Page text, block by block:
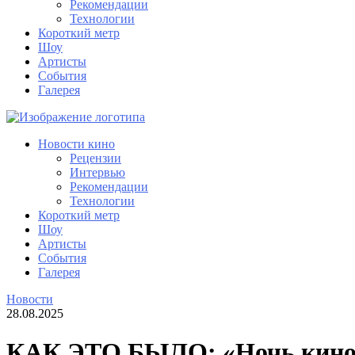
Рекомендации
Технологии
Короткий метр
Шоу
Артисты
События
Галерея
Новости кино
Рецензии
Интервью
Рекомендации
Технологии
Короткий метр
Шоу
Артисты
События
Галерея
Новости
28.08.2025